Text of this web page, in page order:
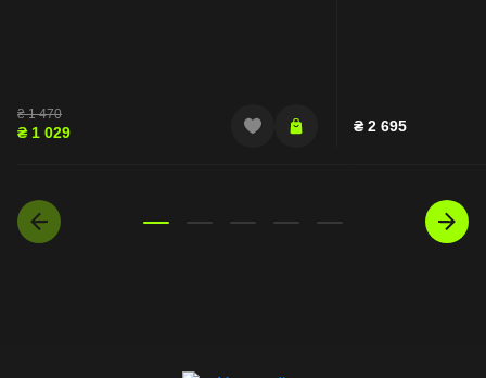
₴1 470
₴ 1 029 ₴ 2 695